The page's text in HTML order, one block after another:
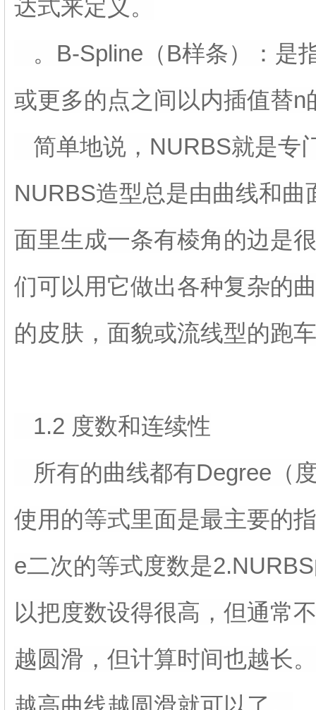
达式来定义。
。B-Spline（B样条）：是
或更多的点之间以内插值替n
简单地说，NURBS就是专
NURBS造型总是由曲线和
面里生成一条有棱角的边是
们可以用它做出各种复杂的
的皮肤，面貌或流线型的跑
1.2 度数和连续性
所有的曲线都有Degree（
使用的等式里面是最主要的
e二次的等式度数是
以把度数设得很高，但通常
越圆滑，但计算时间也越长